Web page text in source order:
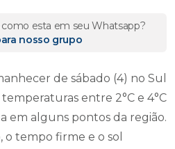
esta em seu Whatsapp?
nosso grupo
de sábado (4) no Sul
entre 2°C e 4°C
em alguns pontos da região.
o tempo firme e o sol